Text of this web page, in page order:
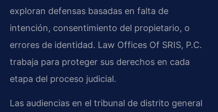
exploran defensas basadas en falta de
intención, consentimiento del propietario, o
errores de identidad. Law Offices Of SRIS, P.C.
trabaja para proteger sus derechos en cada
etapa del proceso judicial.
Las audiencias en el tribunal de distrito general